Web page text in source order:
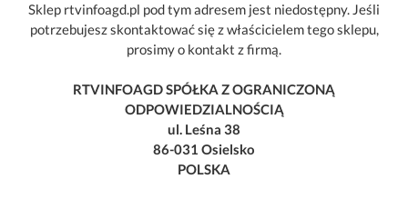
Sklep rtvinfoagd.pl pod tym adresem jest niedostępny. Jeśli
potrzebujesz skontaktować się z właścicielem tego sklepu,
prosimy o kontakt z firmą.
RTVINFOAGD SPÓŁKA Z OGRANICZONĄ
ODPOWIEDZIALNOŚCIĄ
ul. Leśna 38
86-031 Osielsko
POLSKA